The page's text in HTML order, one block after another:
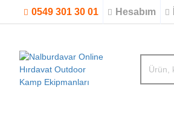
0549 301 30 01 Hesabım